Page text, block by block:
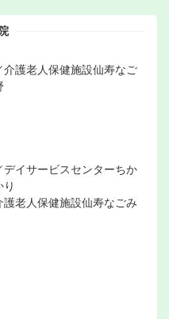
護老人保健施設仙寿なご
イサービスセンターちか
老人保健施設仙寿なごみ